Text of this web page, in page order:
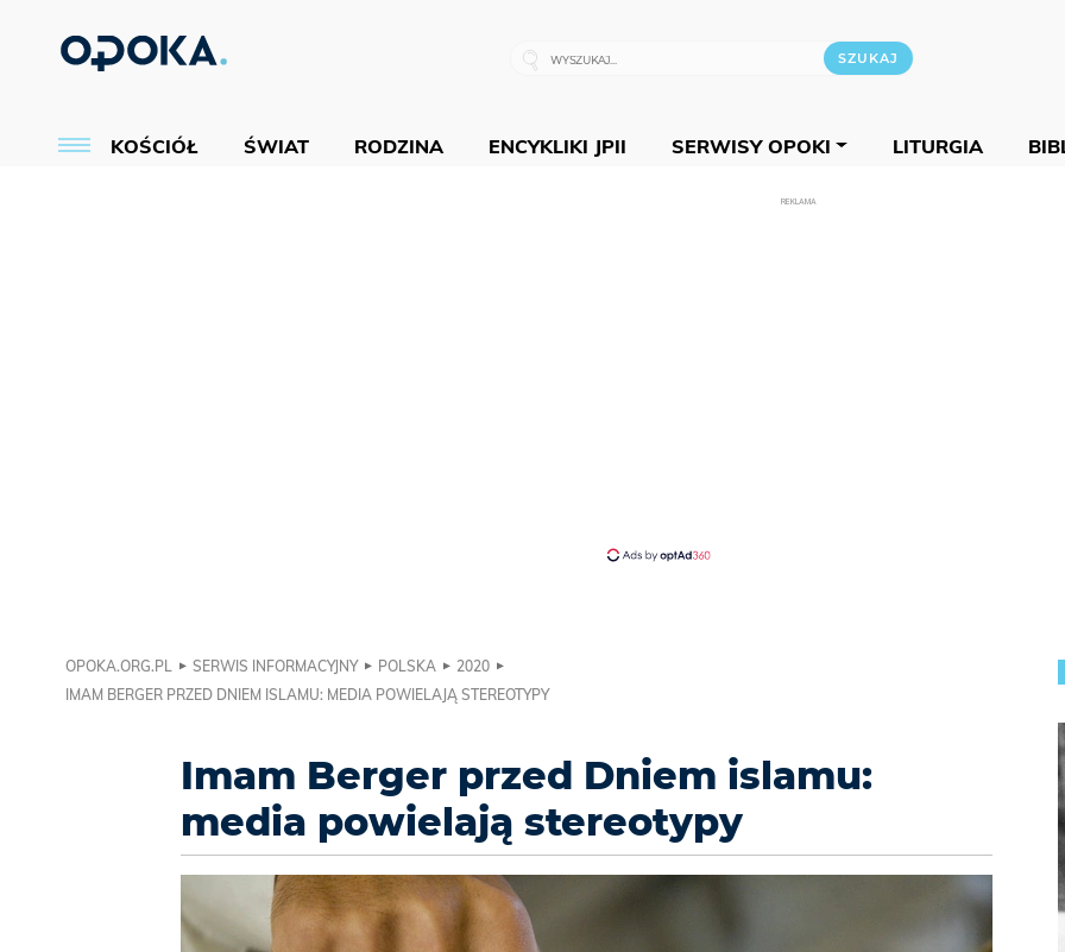
KOŚCIÓŁ ŚWIAT RODZINA ENCYKLIKI JPII SERWISY OPOKI LITURGIA
REKLAMA
OPOKA.ORG.PL SERWIS INFORMACYJNY POLSKA
2020
IMAM BERGER PRZED DNIEM ISLAMU: MEDIA POWIELAJĄ STEREOTYPY
Imam Berger przed Dniem islamu:
media powielają stereotypy